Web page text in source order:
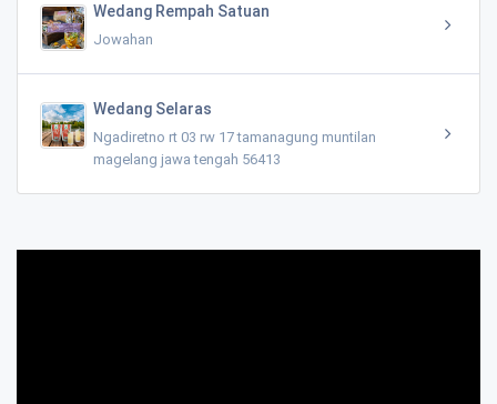
Wedang Rempah Satuan
Jowahan
Wedang Selaras
Ngadiretno rt 03 rw 17 tamanagung muntilan
magelang jawa tengah 56413